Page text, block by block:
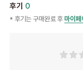
후기 0
* 후기는 구매완료 후 마이페